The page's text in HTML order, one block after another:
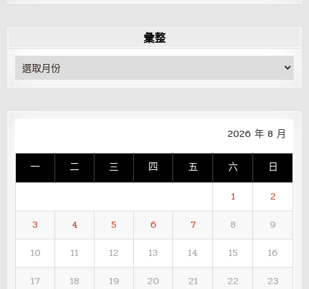
彙整
彙
整
2026 年 8 月
一 二 三 四 五 六 日
1
2
3
4 5 6 7 8
9
10
11 12 13 14 15
16
17
18 19 20 21 22
23